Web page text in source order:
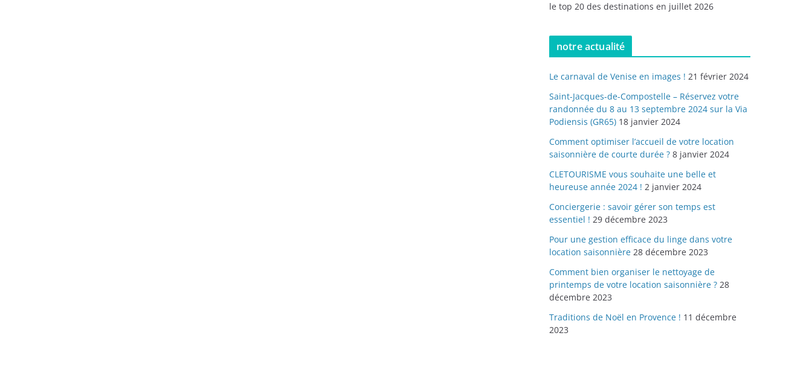
le top 20 des destinations en juillet 2026
notre actualité
Le carnaval de Venise en images ! 21 février 2024
Saint-Jacques-de-Compostelle – Réservez votre
randonnée du 8 au 13 septembre 2024 sur la Via
Podiensis (GR65) 18 janvier 2024
Comment optimiser l’accueil de votre location
saisonnière de courte durée ? 8 janvier 2024
CLETOURISME vous souhaite une belle et
heureuse année 2024 ! 2 janvier 2024
Conciergerie : savoir gérer son temps est
essentiel ! 29 décembre 2023
Pour une gestion efficace du linge dans votre
location saisonnière 28 décembre 2023
Comment bien organiser le nettoyage de
printemps de votre location saisonnière ? 28
décembre 2023
Traditions de Noël en Provence ! 11 décembre
2023